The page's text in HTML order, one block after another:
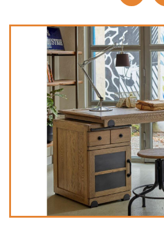
chambres et dressing
literie
décoration